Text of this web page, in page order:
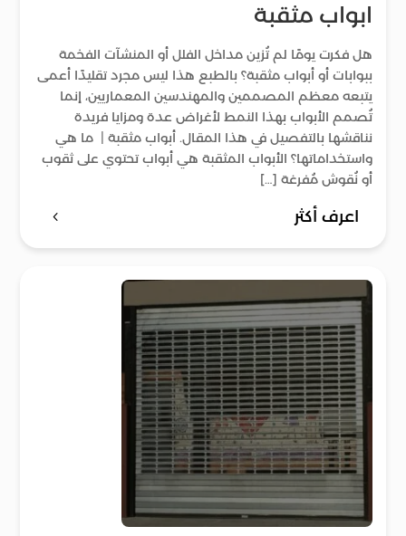
ابواب مثقبة
هل فكرت يومًا لم تُزين مداخل الفلل أو المنشآت الفخمة
ببوابات أو أبواب مثقبة؟ بالطبع هذا ليس مجرد تقليدًا أعمى
يتبعه معظم المصممين والمهندسين المعماريين، إنما
تُصمم الأبواب بهذا النمط لأغراض عدة ومزايا فريدة
نناقشها بالتفصيل في هذا المقال. أبواب مثقبة | ما هي
واستخداماتها؟ الأبواب المثقبة هي أبواب تحتوي على ثقوب
أو نُقوش مُفرغة […]
اعرف أكثر